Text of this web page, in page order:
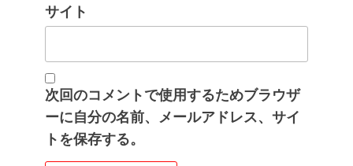
サイト
次回のコメントで使用するためブラウザ
ーに自分の名前、メールアドレス、サイ
トを保存する。